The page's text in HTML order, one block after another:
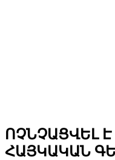
ՈՉՆՉԱՑՎԵԼ
ՀԱՅԿԱԿԱՆ